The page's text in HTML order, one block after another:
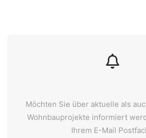
Möchten Sie über aktuelle als
Wohnbauprojekte informiert
Ihrem E-Mail
Wir schaffen Lebensräume, die die
Innenwelt verbinden. Das
Kontakt